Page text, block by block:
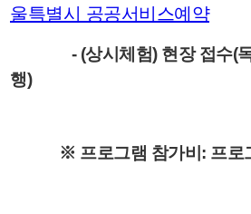
울특별시 공공서비스예약
- (상시체험) 현장 접수(
행)
※ 프로그램 참가비: 프로